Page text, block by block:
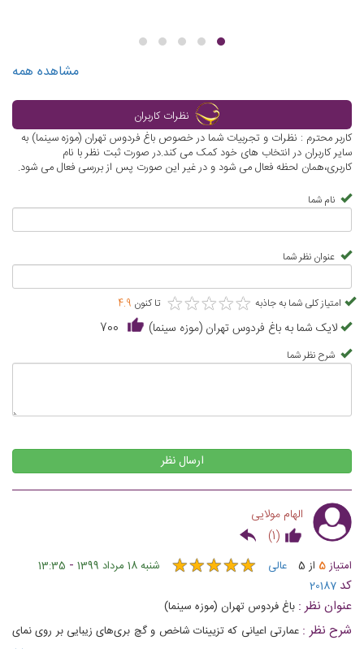
مشاهده همه
نظرات کاربران
کاربر محترم : نظرات و تجربیات شما در خصوص باغ فردوس تهران (موزه سینما) به
سایر کاربران در انتخاب های خود کمک می کند.در صورت ثبت نظر با نام
کاربری،همان لحظه فعال می شود و در غیر این صورت پس از بررسی فعال می شود.
نام شما
عنوان نظر شما
امتیاز کلی شما به جاذبه ★★★★★
★★★★★ تا کنون 4.9
لایک شما به باغ فردوس تهران (موزه سینما) 700
شرح نظر شما
ارسال نظر
الهام مولایی
(
1
)
امتیاز5 از 5 عالی ★★★★★
★★★★★ شنبه 18 مرداد 1399 -
13:35
کد 20187
عنوان نظر : باغ فردوس تهران (موزه سینما)
شرح نظر : عمارتی اعیانی که تزیینات شاخص و گچ بری‌های زیبایی بر روی نمای